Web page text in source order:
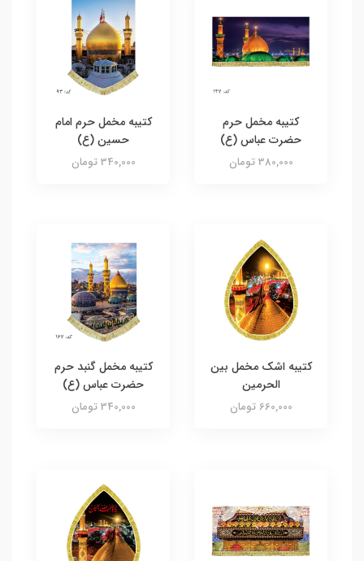
کتیبه مخمل حرم
حضرت عباس (ع)
380,000 تومان
کتیبه مخمل حرم امام
حسین (ع)
340,000 تومان
کتیبه اشک مخمل بین
الحرمین
660,000 تومان
کتیبه مخمل گنبد حرم
حضرت عباس (ع)
340,000 تومان